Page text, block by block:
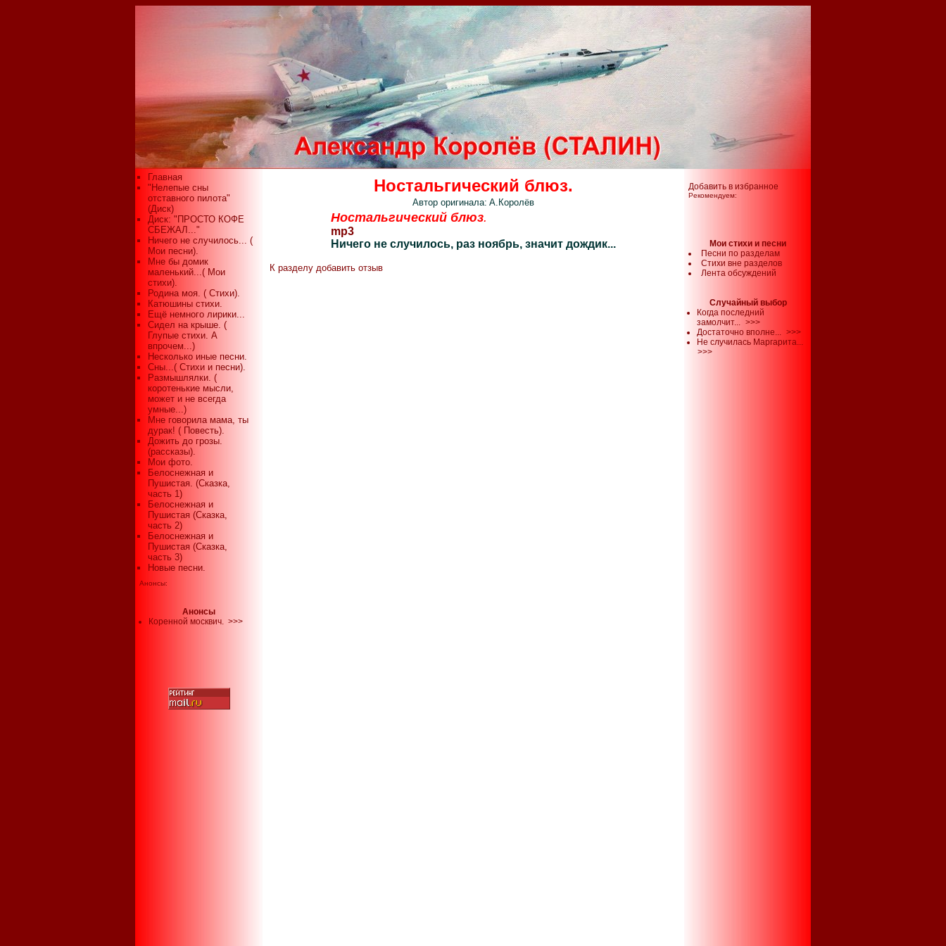
Добавить в избранное
Рекомендуем:
Мои стихи и песни
Песни по разделам
Стихи вне разделов
Лента обсуждений
Случайный выбор
Когда последний
замолчит... >>>
Достаточно вполне... >>>
Не случилась Маргарита...
>>>
Главная
"Нелепые сны
отставного пилота"
(Диск)
Диск: "ПРОСТО КОФЕ
СБЕЖАЛ..."
Ничего не случилось... (
Мои песни).
Мне бы домик
маленький...( Мои
стихи).
Родина моя. ( Стихи).
Катюшины стихи.
Ещё немного лирики...
Сидел на крыше. (
Глупые стихи. А
впрочем...)
Несколько иные песни.
Сны...( Стихи и песни).
Размышлялки. (
коротенькие мысли,
может и не всегда
умные...)
Мне говорила мама, ты
дурак! ( Повесть).
Дожить до грозы.
(рассказы).
Мои фото.
Белоснежная и
Пушистая. (Сказка,
часть 1)
Белоснежная и
Пушистая (Сказка,
часть 2)
Белоснежная и
Пушистая (Сказка,
часть 3)
Новые песни.
Анонсы:
Анонсы
Коренной москвич. >>>
Ностальгический блюз.
Автор оригинала: А.Королёв
Ностальгический блюз.
mp3
Ничего не случилось, раз ноябрь, значит дождик...
К разделу добавить отзыв